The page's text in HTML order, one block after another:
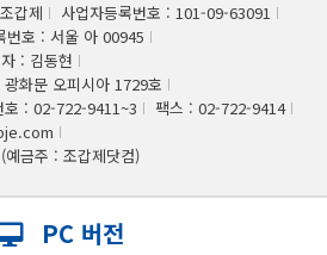
갑제
사업자등록번호 : 101-09-63091
번호 : 서울 아 00945
: 김동현
화문 오피시아 1729호
호 : 02-722-9411~3
팩스 : 02-722-9414
금주 : 조갑제닷컴)
PC 버전